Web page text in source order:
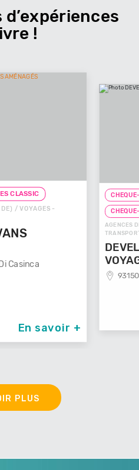
!
CLASSIC
/ VOYAGES -
Casinca
En savoir +
AGENCES
PLUS